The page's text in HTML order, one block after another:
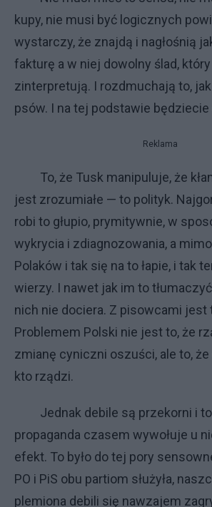
kupy, nie musi być logicznych
wystarczy, że znajdą i nagłośnią
fakturę a w niej dowolny ślad,
zinterpretują. I rozdmuchają to,
psów. I na tej podstawie będziecie
Reklama
To, że Tusk manipuluje, że
jest zrozumiałe — to polityk.
robi to głupio, prymitywnie, w
wykrycia i zdiagnozowania, a
Polaków i tak się na to łapie, i tak
wierzy. I nawet jak im to
nich nie dociera. Z pisowcami jest
Problemem Polski nie jest to, że
zmianę cyniczni oszuści, ale to,
kto rządzi.
Jednak debile są przekorni i
propaganda czasem wywołuje u
efekt. To było do tej pory
PO i PiS obu partiom służyła,
plemiona debili się nawzajem